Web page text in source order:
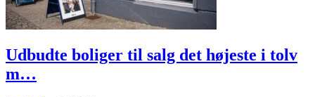
Udbudte boliger til salg det højeste i tolv
m…